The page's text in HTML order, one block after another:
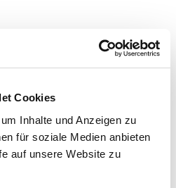
Cookies
Inhalte und Anzeigen zu
für soziale Medien anbieten
auf unsere Website zu